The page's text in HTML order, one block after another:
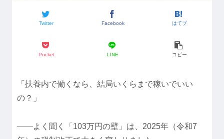
Twitter Facebook はてブ
Pocket LINE コピー
「扶養内で働くなら、結局いくらまで稼いでいい
の？」
——よく聞く「103万円の壁」は、2025年（令和7